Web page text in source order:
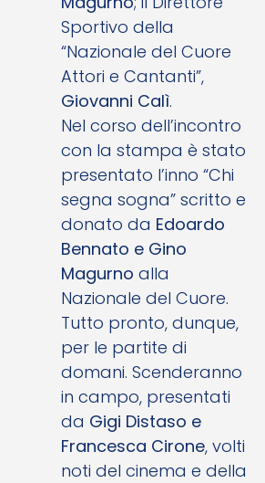
Sportivo della
“Nazionale del Cuore
Attori e Cantanti”,
Giovanni Calì.
Nel corso dell’incontro
con la stampa è stato
presentato l’inno “Chi
segna sogna” scritto e
donato da Edoardo
Bennato e Gino
Magurno alla
Nazionale del Cuore.
Tutto pronto, dunque,
per le partite di
domani. Scenderanno
in campo, presentati
da Gigi Distaso e
Francesca Cirone, volti
noti del cinema e della